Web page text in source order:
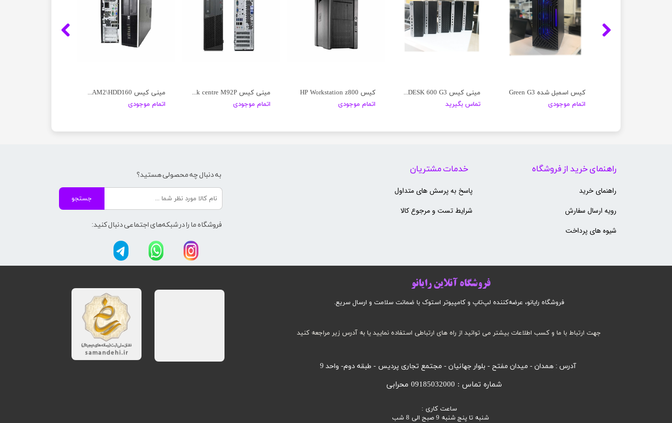
مینی کیس HP\C2D\RAM2\HDD160
اتمام موجودی
مینی کیس Lenovo Think centre M92P
اتمام موجودی
کیس HP Workstation z800
اتمام موجودی
مینی کیس HP PRODESK 600 G3
تماس بگیرید
کیس اسمبل شده Green G3
اتمام موجودی
جهت ارتباط با ما و کسب اطلاعات بیشتر می توانید از راه های ارتباطی استفاده نمایید یا به آدرس زیر مراجعه کنید
آدرس : همدان - میدان مفتح - بلوار جهانیان - مجتمع تجاری پردیس - طبقه دوم- واحد 9
ساعت کاری :
شنبه تا پنج شنبه 9 صبح الی 8 شب
شماره تماس : 09185032000 محرابی
فروشگاه رایانو، عرضه‌کننده لپ‌تاپ و کامپیوتر استوک با ضمانت سلامت و ارسال سریع.​​​​​​​​​​​​​​
فروشگاه آنلاین رایانو
راهنمای خرید از فروشگاه خدمات مشتریان به دنبال چه محصولی هستید؟
جستجو
فروشگاه ما را در شبکه‌های اجتماعی دنبال کنید:
رویه ارسال سفارش
راهنمای خرید
شیوه های پرداخت
پاسخ به پرسش های متداول
شرایط تست و مرجوع کالا